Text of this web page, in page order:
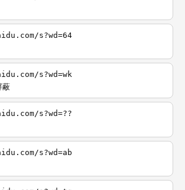
s?wd=64
s?wd=wk
蔽
s?wd=??
s?wd=ab